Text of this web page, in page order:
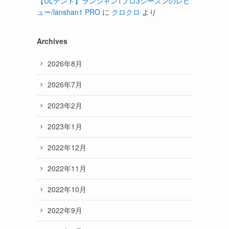
ュー/lanshan1 PRO に クロクロ より
Archives
2026年8月
2026年7月
2023年2月
2023年1月
2022年12月
2022年11月
2022年10月
2022年9月